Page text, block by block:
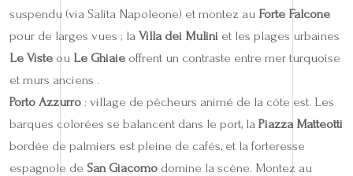
suspendu (via Salita Napoleone) et montez au Forte Falcone
pour de larges vues ; la Villa dei Mulini et les plages urbaines
Le Viste ou Le Ghiaie offrent un contraste entre mer turquoise
et murs anciens .
Porto Azzurro : village de pêcheurs animé de la côte est. Les
barques colorées se balancent dans le port, la Piazza Matteotti
bordée de palmiers est pleine de cafés, et la forteresse
espagnole de San Giacomo domine la scène. Montez au